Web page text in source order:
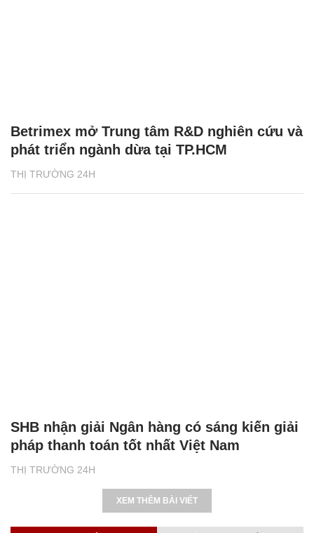
THỊ TRƯỜNG 24H
Betrimex mở Trung tâm R&D nghiên cứu và
phát triển ngành dừa tại TP.HCM
THỊ TRƯỜNG 24H
SHB nhận giải Ngân hàng có sáng kiến giải
pháp thanh toán tốt nhất Việt Nam
XEM THÊM BÀI VIẾT